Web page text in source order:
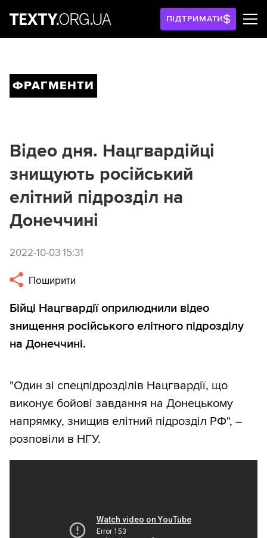
ПІДТРИМАТИ
ФРАГМЕНТИ
Відео дня. Нацгвардійці
знищують російський
елітний підрозділ на
Донеччині
2022-10-03 15:31
Поширити
Бійці Нацгвардії оприлюднили відео
знищення російського елітного підрозділу
на Донеччині.
"Один зі спецпідрозділів Нацгвардії, що
виконує бойові завдання на Донецькому
напрямку, знищив елітний підрозділ РФ", –
розповіли в НГУ.